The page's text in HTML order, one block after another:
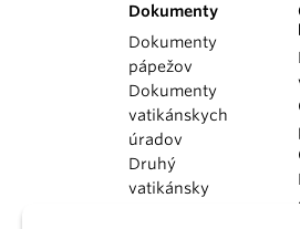
Dokumenty
Dokumenty
pápežov
Dokumenty
vatikánskych
úradov
Druhý
vatikánsky